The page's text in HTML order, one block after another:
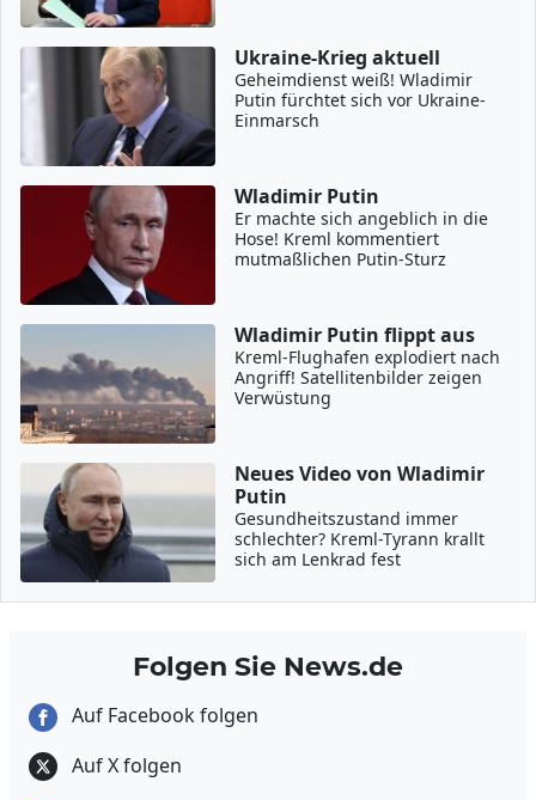
Ukraine-Krieg aktuell
Geheimdienst weiß! Wladimir
Putin fürchtet sich vor Ukraine-
Einmarsch
Wladimir Putin
Er machte sich angeblich in die
Hose! Kreml kommentiert
mutmaßlichen Putin-Sturz
Wladimir Putin flippt aus
Kreml-Flughafen explodiert nach
Angriff! Satellitenbilder zeigen
Verwüstung
Neues Video von Wladimir
Putin
Gesundheitszustand immer
schlechter? Kreml-Tyrann krallt
sich am Lenkrad fest
Folgen Sie News.de
Auf Facebook folgen
Auf X folgen